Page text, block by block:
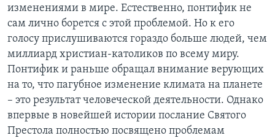
изменениями в мире. Естественно, понтифик не
сам лично борется с этой проблемой. Но к его
голосу прислушиваются гораздо больше людей, чем
миллиард христиан-католиков по всему миру.
Понтифик и раньше обращал внимание верующих
на то, что пагубное изменение климата на планете
– это результат человеческой деятельности. Однако
впервые в новейшей истории послание Святого
Престола полностью посвящено проблемам